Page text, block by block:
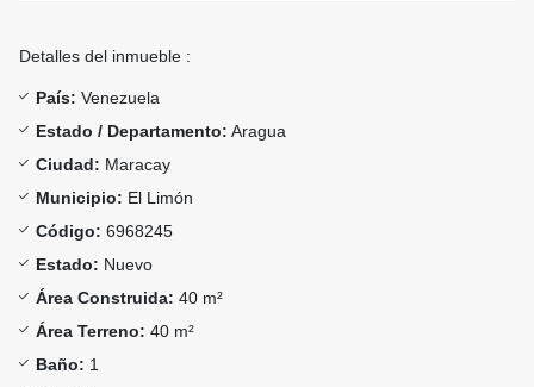
Detalles del inmueble :
País: Venezuela
Estado / Departamento: Aragua
Ciudad: Maracay
Municipio: El Limón
Código: 6968245
Estado: Nuevo
Área Construida: 40 m²
Área Terreno: 40 m²
Baño: 1